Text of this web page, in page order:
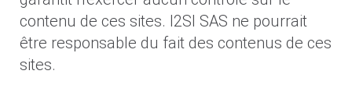
contenu de ces sites. I2SI SAS ne pourrait
être responsable du fait des contenus de ces
sites.